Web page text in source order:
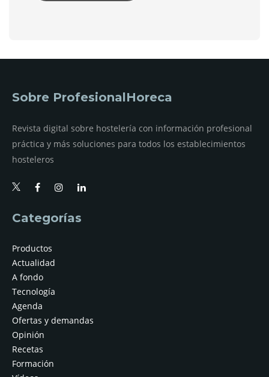
Sobre ProfesionalHoreca
Revista digital sobre hostelería con información profesional
práctica y más soluciones para todos los establecimientos
hosteleros
Categorías
Productos
Actualidad
A fondo
Tecnología
Agenda
Ofertas y demandas
Opinión
Recetas
Formación